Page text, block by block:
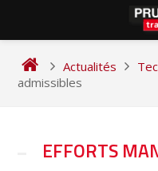
content
Actualités
admissibles
EFFORTS
NAVIGATION